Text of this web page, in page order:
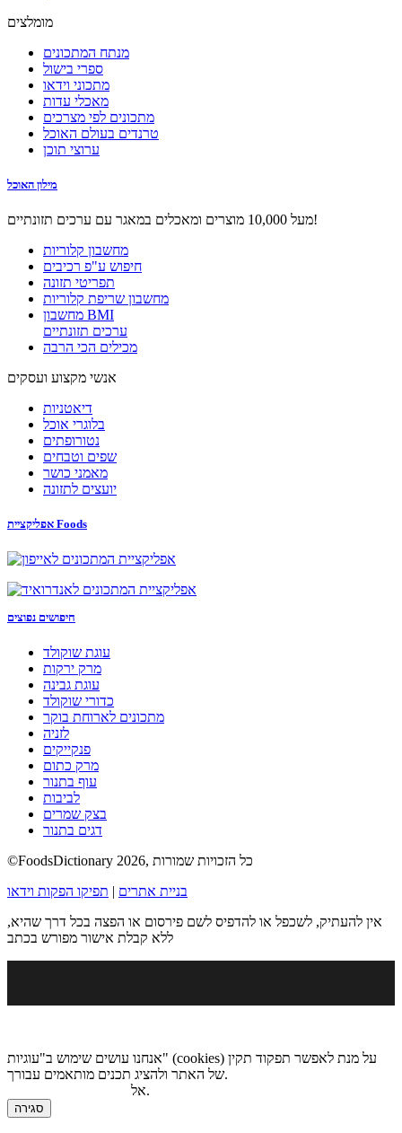
מומלצים
מנתח המתכונים
ספרי בישול
מתכוני וידאו
מאכלי עדות
מתכונים לפי מצרכים
טרנדים בעולם האוכל
ערוצי תוכן
מילון האוכל
מעל 10,000 מוצרים ומאכלים במאגר עם ערכים תזונתיים!
מחשבון קלוריות
חיפוש ע"פ רכיבים
תפריטי תזונה
מחשבון שריפת קלוריות
מחשבון BMI
ערכים תזונתיים
מכילים הכי הרבה
אנשי מקצוע ועסקים
דיאטניות
בלוגרי אוכל
נטורופתים
שפים וטבחים
מאמני כושר
יועצים לתזונה
אפליקציית Foods
חיפושים נפוצים
עוגת שוקולד
מרק ירקות
עוגת גבינה
כדורי שוקולד
מתכונים לארוחת בוקר
לזניה
פנקייקים
מרק כתום
עוף בתנור
לביבות
בצק שמרים
דגים בתנור
©FoodsDictionary 2026, כל הזכויות שמורות
בניית אתרים | תפיקו הפקות וידאו
אין להעתיק, לשכפל או להדפיס לשם פירסום או הפצה בכל דרך שהיא,
ללא קבלת אישור מפורש בכתב
אנחנו עושים שימוש ב"עוגיות" (cookies) על מנת לאפשר תפקוד תקין
של האתר ולהציג תכנים מותאמים עבורך.
אל.
סגירה